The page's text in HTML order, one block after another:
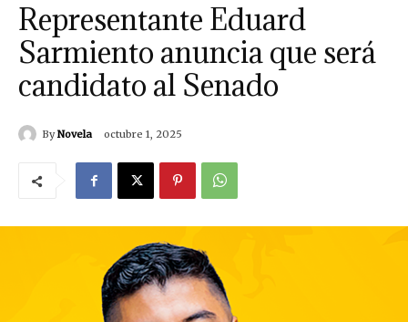
Representante Eduard
Sarmiento anuncia que será
candidato al Senado
By Novela octubre 1, 2025